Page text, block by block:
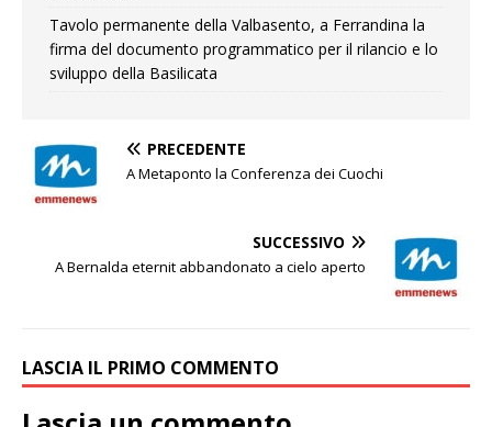
Tavolo permanente della Valbasento, a Ferrandina la
firma del documento programmatico per il rilancio e lo
sviluppo della Basilicata
PRECEDENTE
A Metaponto la Conferenza dei Cuochi
SUCCESSIVO
A Bernalda eternit abbandonato a cielo aperto
LASCIA IL PRIMO COMMENTO